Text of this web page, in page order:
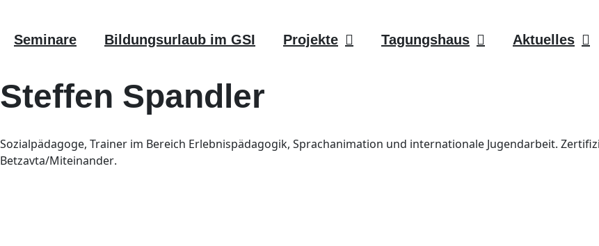
Seminare Bildungsurlaub im GSI Projekte Tagungshaus Aktuelles
Steffen Spandler
Sozialpädagoge, Trainer im Bereich Erlebnispädagogik, Sprachanimation und internationale Jugendarbeit.
Betzavta/Miteinander.